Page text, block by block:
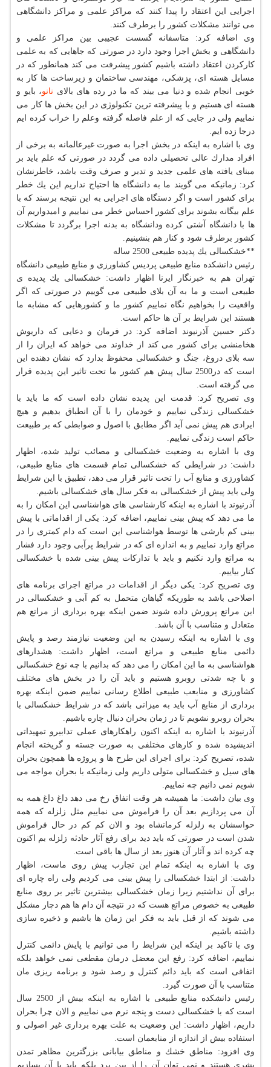
اجرایی این اعتقاد را پیدا كنند كه مراكز علمی و مراكز دانشگاهی
می توانند مشكلات كشور را برطرف كنند.
وی اضافه كرد: متاسفانه گسست عجیبی بین مراكز علمی و
دانشگاهی و بخش اجرا وجود دارد در صورتی كه جاهایی كه به علمی
كاركردن اعتقاد داشته باشیم كشور پیشرفت می كند همانطور كه در
مسایل هسته ای، پزشكی، مهندسی ساختمان و زیرساخت ها كار به
خوبی انجام شده و دنیا می بیند كه ما در رده های بالای نانو، بایو و
هسته ای هستیم و با پیشرفته ترین تكنولوژی در این بخش ها كار می
نماییم ولی در جایی كه از علم فاصله گرفته وعلم را خراب كرده ایم
درجا زده ایم.
وی با اشاره به اینكه در بخش اجرا به صورت غیرعالمانه به برخی از
افراد مدارك عالی تحصیلی داده می گردد در صورتی كه علم باید بر
مبنای یافته های علمی جدید و تدبر و صرف وقت باشد، خاطرنشان
كرد: زمانیكه می گویند ما به دانشگاه ها احتیاج نداریم این یك خطر
برای كشور است و اگر دستگاه های اجرایی به این نتیجه برسند كه با
علم بیگانه بشوند برای كشور احساس خطر می نماییم و امیدواریم آن
ها با دانشگاه آشتی كرده ودانشگاه به بدنه اجرا برگردد تا مشكلات
كشور برطرف شود و كنار هم بنشینیم.
**خشكسالی یك پدیده طبیعی 2500 ساله
رئیس دانشكده منابع طبیعی پردیس كشاورزی و منابع طبیعی دانشگاه
تهران هم به خبرنگار ایرنا اظهار داشت: خشكسالی یك پدیده ی
طبیعی است و ما به آن بلای طبیعی می گوییم در صورتی كه اگر
واقعیت را بخواهیم نگاه نماییم كشور ما و كشورهایی كه مشابه ما
هستند این شرایط بر آن ها حاكم است.
دكتر حسین آذرنیوند اضافه كرد: در فرمان و دعایی كه داریوش
هخامنشی برای كشور می كند از خداوند می خواهد كه ایران را از
سه بلای دروغ، جنگ و خشكسالی محفوظ بدارد كه نشان دهنده این
است كه در2500 سال پیش هم كشور ما تحت تاثیر این پدیده قرار
می گرفته است.
وی تصریح كرد: قدمت این پدیده نشان داده است كه ما باید با
خشكسالی زندگی نماییم و خودمان را با آن انطباق بدهیم و هیچ
ایرادی هم پیش نمی آید اگر مطابق با اصول و ضوابطی كه بر طبیعت
حاكم است زندگی نماییم.
وی با اشاره به وضعیت خشكسالی و مصائب تولید شده، اظهار
داشت: در شرایطی كه خشكسالی تمام قسمت های منابع طبیعی،
كشاورزی و منابع آب را تحت تاثیر قرار می دهد، تطبیق با این شرایط
ولی باید پیش از خشكسالی به فكر سال های خشكسالی باشیم.
آذرنیوند با اشاره به اینكه كارشناسی های هواشناسی این امكان را به
ما می دهد كه پیش بینی نماییم، اضافه كرد: یكی از اقداماتی با پیش
بینی كم بارشی ها توسط هواشناسی این است كه دام كمتری را در
مراتع وارد نماییم و به اندازه ای كه در شرایط پرآبی وجود دارد فشار
به مراتع وارد نكنیم و باید با تداركات پیش بینی شده با خشكسالی
كنار بیاییم.
وی تصریح كرد: یكی دیگر از اقدامات در مراتع اجرای برنامه های
اصلاحی باشد به طوریكه گیاهان متحمل به كم آبی و خشكسالی در
این مراتع پرورش داده شوند ضمن اینكه بهره برداری از مراتع هم
متعادل و متناسب با آن باشد.
وی با اشاره به اینكه رسیدن به این وضعیت نیازمند رصد و پایش
دائمی منابع طبیعی و مراتع است، اظهار داشت: هشدارهای
هواشناسی به ما این امكان را می دهد كه بدانیم با چه نوع خشكسالی
و با چه شدتی روبرو هستیم و باید آن را در بخش های مختلف
كشاورزی و منابعب طبیعی اطلاع رسانی نماییم ضمن اینكه بهره
برداری از منابع آب باید به میزانی باشد كه در شرایط خشكسالی با
بحران روبرو نشویم تا در زمان بحران دنبال چاره باشیم.
آذرنیوند با اشاره به اینكه اكنون راهكارهای عملی تدابیرو تمهیداتی
اندیشیده شده و كارهای مختلفی به صورت جسته و گریخته انجام
شده، تصریح كرد: برای اجرای این طرح ها و پروژه ها همچون بحران
های سیل و خشكسالی متولی داریم ولی زمانیكه با بحران مواجه می
شویم نمی دانیم چه نماییم.
وی بیان داشت: ما همیشه هر وقت اتفاق رخ می دهد داغ داغ همه به
آن می پردازیم بعد آن را فراموش می نماییم مثل زلزله كه همه
حواسشان به زلزله كرمانشاه بود و الان كم كم در حال فراموش
شدن است در صورتی كه باید دید برای رفع آثار حادثه زلزله بم اكنون
چه كرده اند و آثار آن هنوز بعد از سال ها باقی است.
وی با اشاره به اینكه تمام این تجارب پیش روی ماست، اظهار
داشت: از ابتدا خشكسالی را پیش بینی می كردیم ولی راه چاره ای
برای آن نداشتیم زیرا زمان خشكسالی بیشترین تاثیر بر روی منابع
طبیعی به خصوص مراتع هست كه در نتیجه آن دام ها هم دچار مشكل
می شوند كه از قبل باید به فكر این زمان ها باشیم و ذخیره سازی
داشته باشیم.
وی با تاكید بر اینكه این شرایط را می توانیم با پایش دائمی كنترل
نماییم، اضافه كرد: رفع این معضل درمان مقطعی نمی خواهد بلكه
اتفاقی است كه باید دائم كنترل و رصد شود و برنامه ریزی مان
متناسب با آن صورت گیرد.
رئیس دانشكده منابع طبیعی با اشاره به اینكه بیش از 2500 سال
است كه با خشكسالی دست و پنجه نرم می نماییم و الان چرا بحران
داریم، اظهار داشت: این وضعیت به علت بهره برداری غیر اصولی و
استفاده بیش از اندازه از منابعمان است.
وی افزود: مناطق خشك و مناطق بیابانی بزرگترین مظاهر تمدن
بشری هستند و نمی توان آن را از بین برد بلكه باید با آن بسازیم